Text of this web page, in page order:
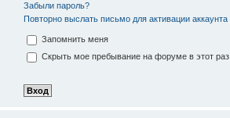
Забыли пароль?
Повторно выслать письмо для активации аккаунта
Запомнить меня
Скрыть мое пребывание на форуме в этот раз